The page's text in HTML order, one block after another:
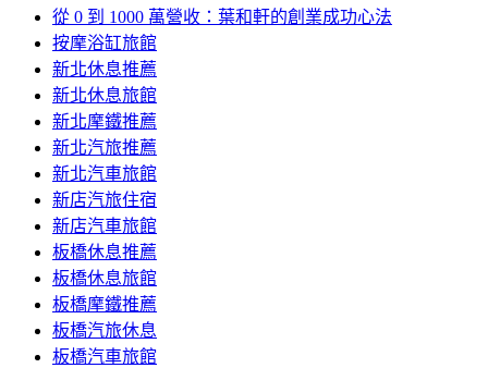
從 0 到 1000 萬營收：葉和軒的創業成功心法
按摩浴缸旅館
新北休息推薦
新北休息旅館
新北摩鐵推薦
新北汽旅推薦
新北汽車旅館
新店汽旅住宿
新店汽車旅館
板橋休息推薦
板橋休息旅館
板橋摩鐵推薦
板橋汽旅休息
板橋汽車旅館